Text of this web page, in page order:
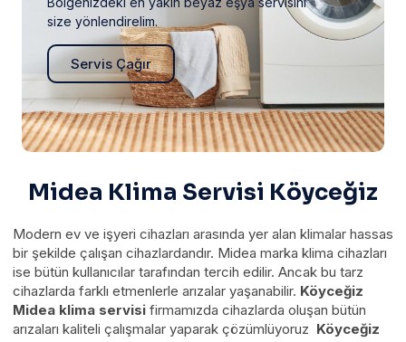
size yönlendirelim.
Servis Çağır
Midea Klima Servisi Köyceğiz
Modern ev ve işyeri cihazları arasında yer alan klimalar hassas
bir şekilde çalışan cihazlardandır. Midea marka klima cihazları
ise bütün kullanıcılar tarafından tercih edilir. Ancak bu tarz
cihazlarda farklı etmenlerle arızalar yaşanabilir. Köyceğiz
Midea klima servisi firmamızda cihazlarda oluşan bütün
arızaları kaliteli çalışmalar yaparak çözümlüyoruz Köyceğiz